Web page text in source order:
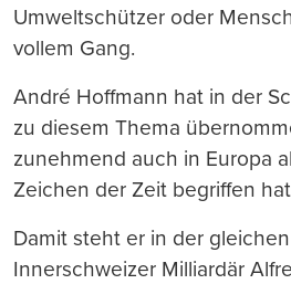
Umweltschützer oder
vollem Gang.
André Hoffmann hat in der
zu diesem Thema
zunehmend auch in Europa
Zeichen der Zeit begriffen
Damit steht er in der
Innerschweizer Milliardär